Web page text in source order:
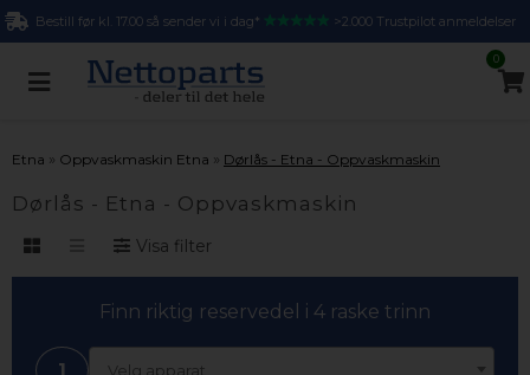
Bestill før kl. 17.00 så sender vi i dag* >2.000 Trustpilot anmeldelser
0
Etna » Oppvaskmaskin Etna » Dørlås - Etna - Oppvaskmaskin
Dørlås - Etna - Oppvaskmaskin
Visa filter
Finn riktig reservedel i 4 raske trinn
1 Velg apparat